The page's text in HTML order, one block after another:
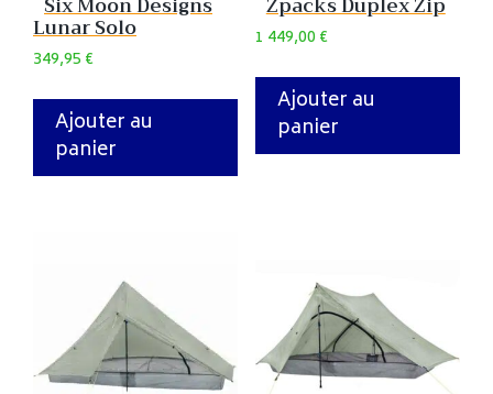
Lunar Solo
349,95€
Ajouter au
panier
1 449,00€
Ajouter au
panier